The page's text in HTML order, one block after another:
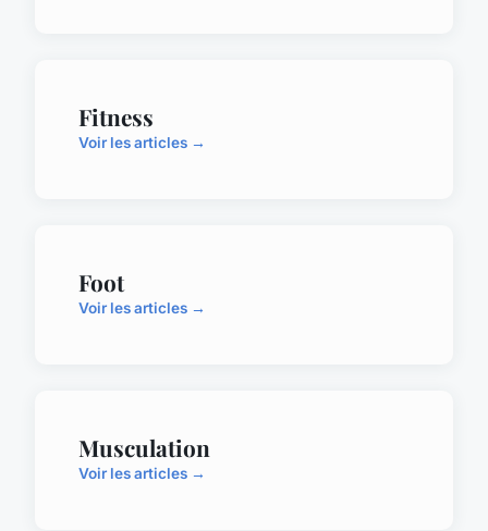
Fitness
Voir les articles →
Foot
Voir les articles →
Musculation
Voir les articles →